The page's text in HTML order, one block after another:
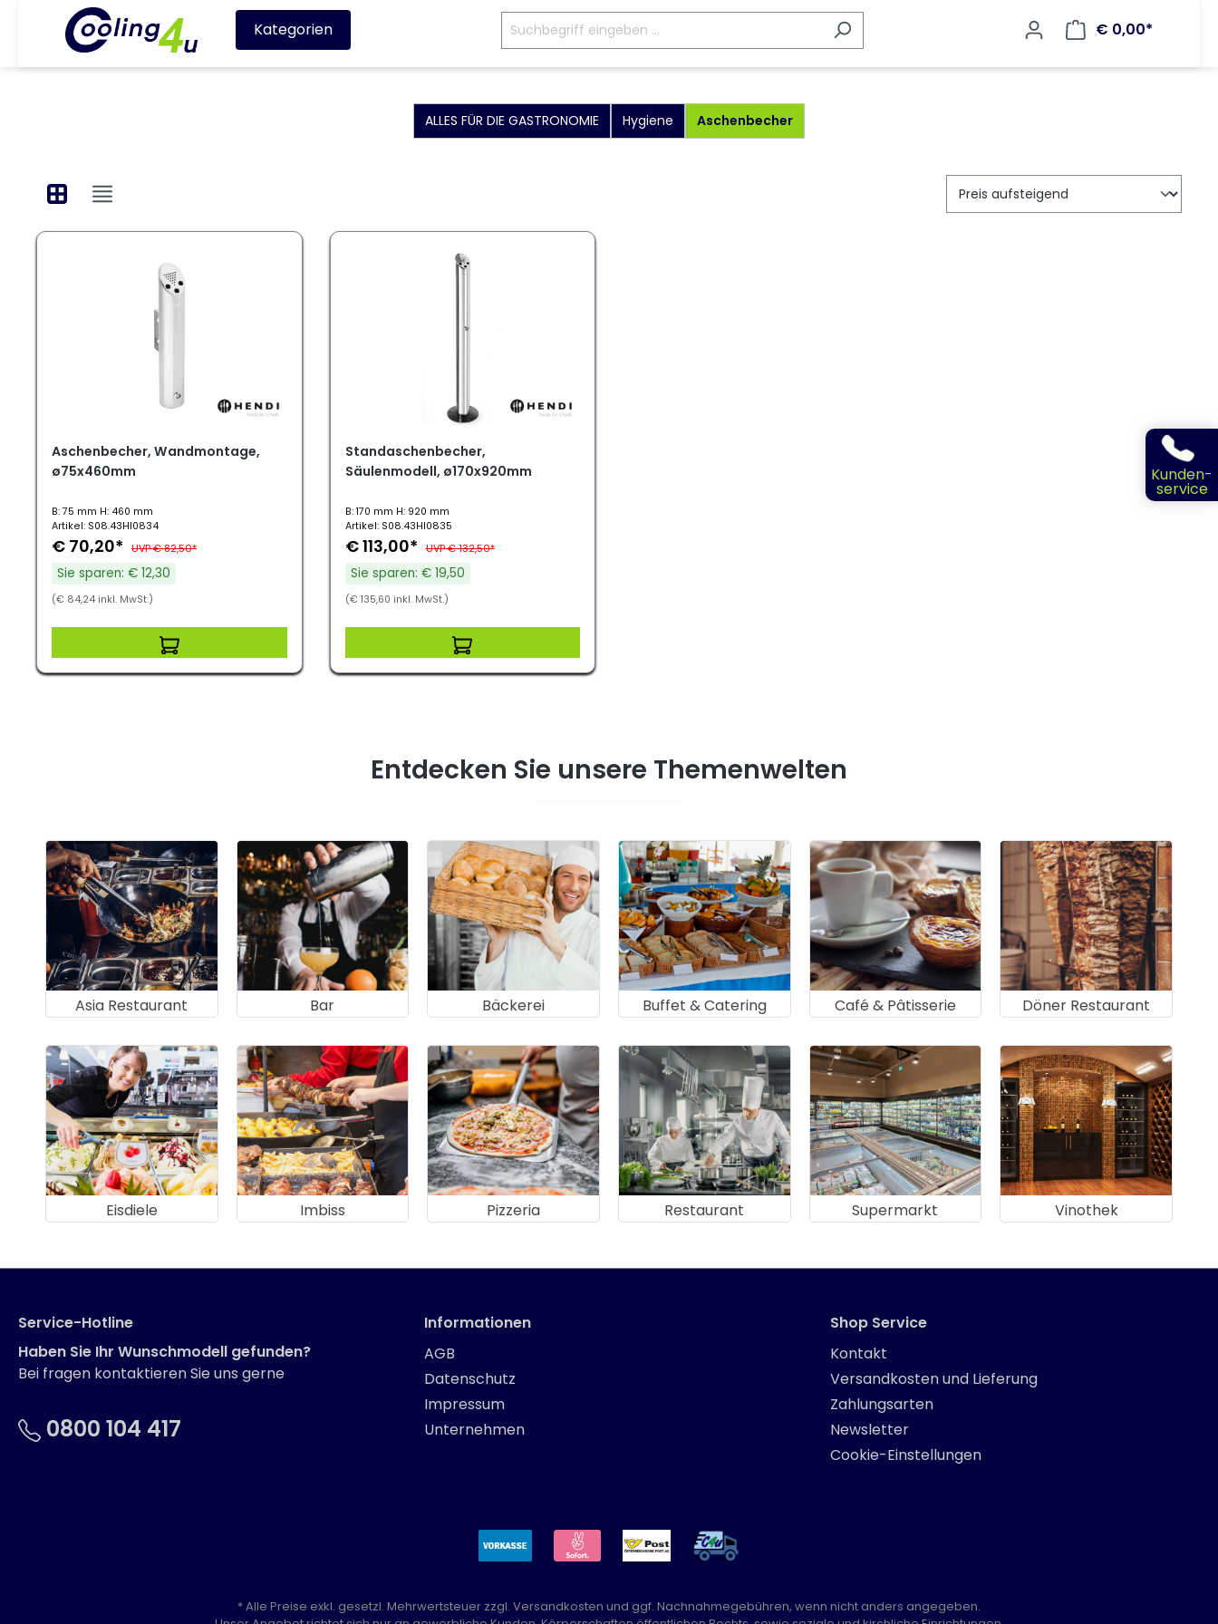
Kunden-
service
Kategorien € 0,00*
ALLES FÜR DIE GASTRONOMIE Hygiene Aschenbecher
Aschenbecher, Wandmontage,
ø75x460mm
B: 75 mm H: 460 mm
Artikel: S08.43HI0834
€ 70,20* UVP € 82,50*
Sie sparen: € 12,30
(€ 84,24 inkl. MwSt.)
Standaschenbecher,
Säulenmodell, ø170x920mm
B: 170 mm H: 920 mm
Artikel: S08.43HI0835
€ 113,00* UVP € 132,50*
Sie sparen: € 19,50
(€ 135,60 inkl. MwSt.)
Entdecken Sie unsere Themenwelten
Asia Restaurant Bar Bäckerei Buffet & Catering Café & Pâtisserie Döner Restaurant
Eisdiele Imbiss Pizzeria Restaurant Supermarkt Vinothek
Service-Hotline
Haben Sie Ihr Wunschmodell gefunden?
Bei fragen kontaktieren Sie uns gerne
0800 104 417
Informationen
AGB
Datenschutz
Impressum
Unternehmen
Shop Service
Kontakt
Versandkosten und Lieferung
Zahlungsarten
Newsletter
Cookie-Einstellungen
* Alle Preise exkl. gesetzl. Mehrwertsteuer zzgl. Versandkosten und ggf. Nachnahmegebühren, wenn nicht anders angegeben.